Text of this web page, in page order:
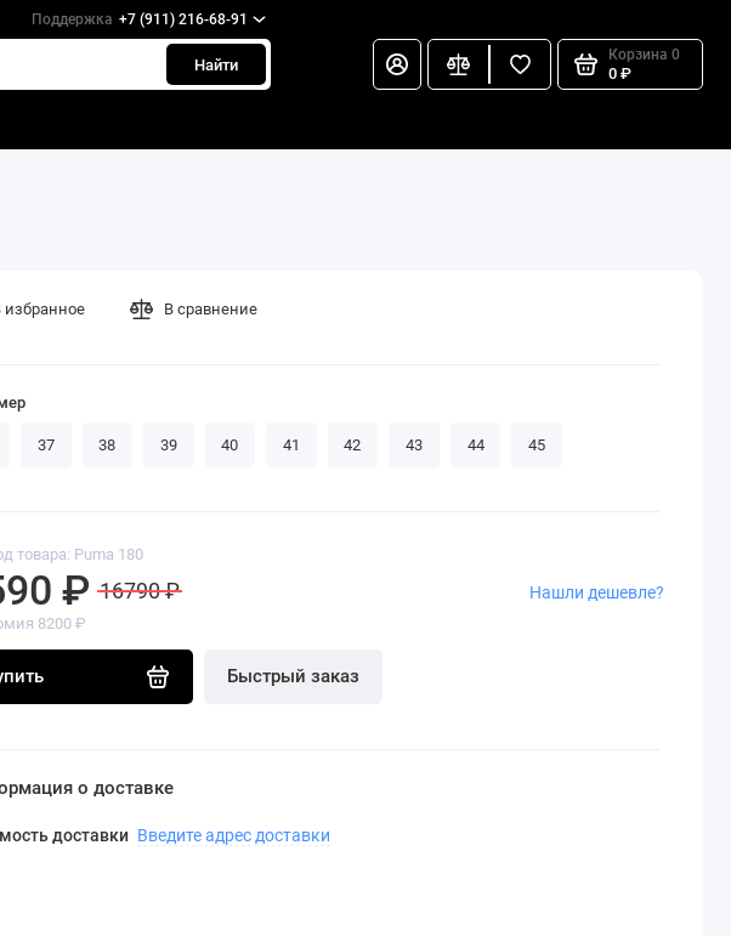
Поддержка +7 (911) 216-68-91
Найти
Корзина 0
0 ₽
товара: Puma 180
₽ 16790 ₽
8200 ₽
Быстрый заказ
Нашли дешевле?
избранное В сравнение
37 38 39 40 41 42 43 44 45
о доставке
доставки Введите адрес доставки